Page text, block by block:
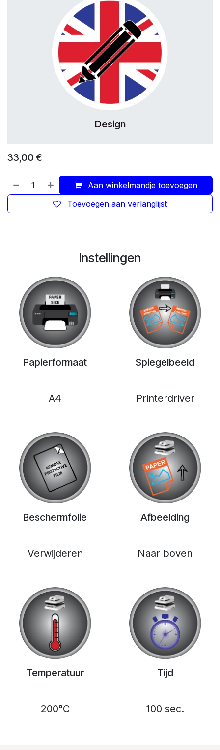
Design
33,00 €
Aan winkelmandje toevoegen
Toevoegen aan verlanglijst
Instellingen
Papierformaat
A4
Spiegelbeeld
Printerdriver
Beschermfolie
Verwijderen
Afbeelding
Naar boven
Temperatuur
200°C
Tijd
100 sec.